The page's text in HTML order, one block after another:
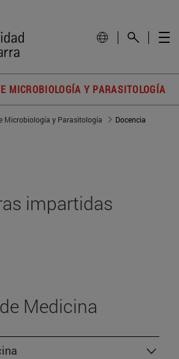
MICROBIOLOGÍA Y PARASITOLOGÍA
Microbiología y Parasitología Docencia
impartidas
Medicina